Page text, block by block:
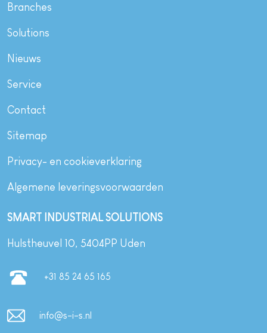
Branches
Solutions
Nieuws
Service
Contact
Sitemap
Privacy- en cookieverklaring
Algemene leveringsvoorwaarden
SMART INDUSTRIAL SOLUTIONS
Hulstheuvel 10, 5404PP Uden
+31 85 24 65 165
info@s-i-s.nl